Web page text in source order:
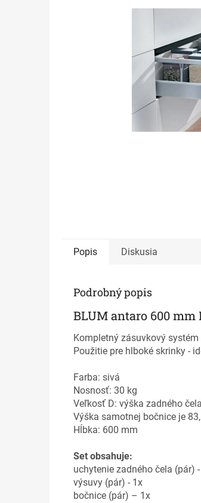
Popis Diskusia
Podrobný popis
BLUM antaro 600
Kompletný zásuvkový
Použitie pre hlboké skrinky -
Farba: sivá
Nosnosť: 30 kg
Veľkosť D: výška zadného
Výška samotnej bočnice je
Hĺbka: 600 mm
Set obsahuje:
uchytenie zadného čela (pár)
výsuvy (pár) - 1x
bočnice (pár) – 1x